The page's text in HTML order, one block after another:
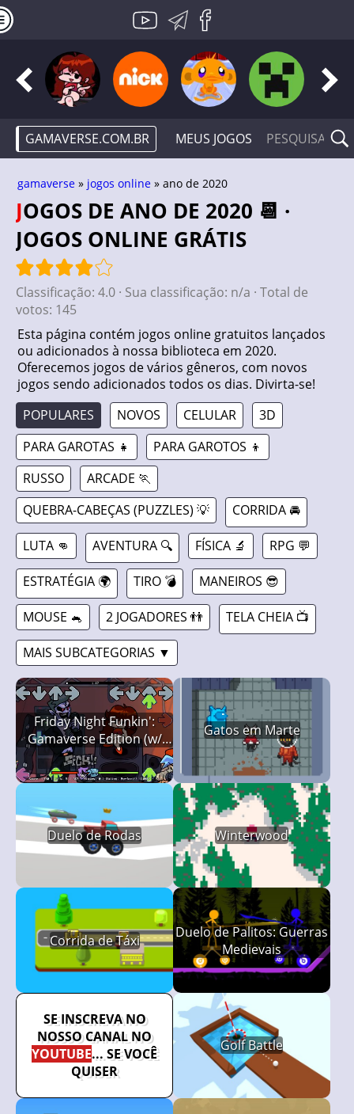
GAMAVERSE.COM.BR MEUS JOGOS
gamaverse » jogos online » ano de 2020
JOGOS DE ANO DE 2020 📆 ·
JOGOS ONLINE GRÁTIS
Classificação: 4.0 · Sua classificação: n/a · Total de
votos: 145
Esta página contém jogos online gratuitos lançados
ou adicionados à nossa biblioteca em 2020.
Oferecemos jogos de vários gêneros, com novos
jogos sendo adicionados todos os dias. Divirta-se!
POPULARES
NOVOS CELULAR
3D
PARA GAROTAS 👧
PARA GAROTOS 👦
RUSSO
ARCADE 🏃
QUEBRA-CABEÇAS (PUZZLES) 💡
CORRIDA 🚘
LUTA 👊 AVENTURA 🔍 FÍSICA 🔬 RPG 💬
ESTRATÉGIA 🌍 TIRO 💣 MANEIROS 😎
MOUSE 🐁 2 JOGADORES 👬 TELA CHEIA 📺
MAIS SUBCATEGORIAS ▼
Friday Night Funkin':
Gamaverse Edition (w/
Spaghetti)
Gatos em Marte
Duelo de Rodas Winterwood
Corrida de Táxi
Duelo de Palitos: Guerras
Medievais
SE INSCREVA NO
NOSSO CANAL NO
YOUTUBE... SE VOCÊ
QUISER
Golf Battle